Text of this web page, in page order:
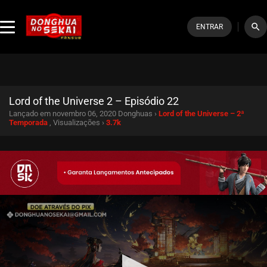
ENTRAR search
Lord of the Universe 2 – Episódio 22
Lançado em novembro 06, 2020 Donghuas › Lord of the Universe – 2ª
Temporada , Visualizações › 3.7k